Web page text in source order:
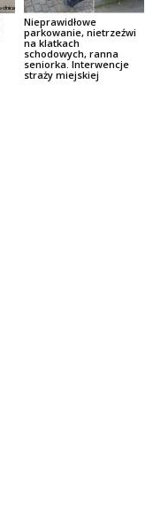
Nieprawidłowe
parkowanie, nietrzeźwi
na klatkach
schodowych, ranna
seniorka. Interwencje
straży miejskiej